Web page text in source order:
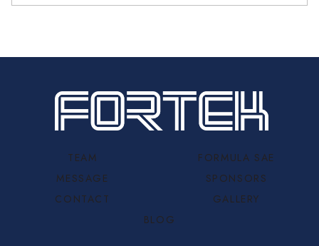
TEAM
FORMULA SAE
MESSAGE
SPONSORS
CONTACT
GALLERY
BLOG